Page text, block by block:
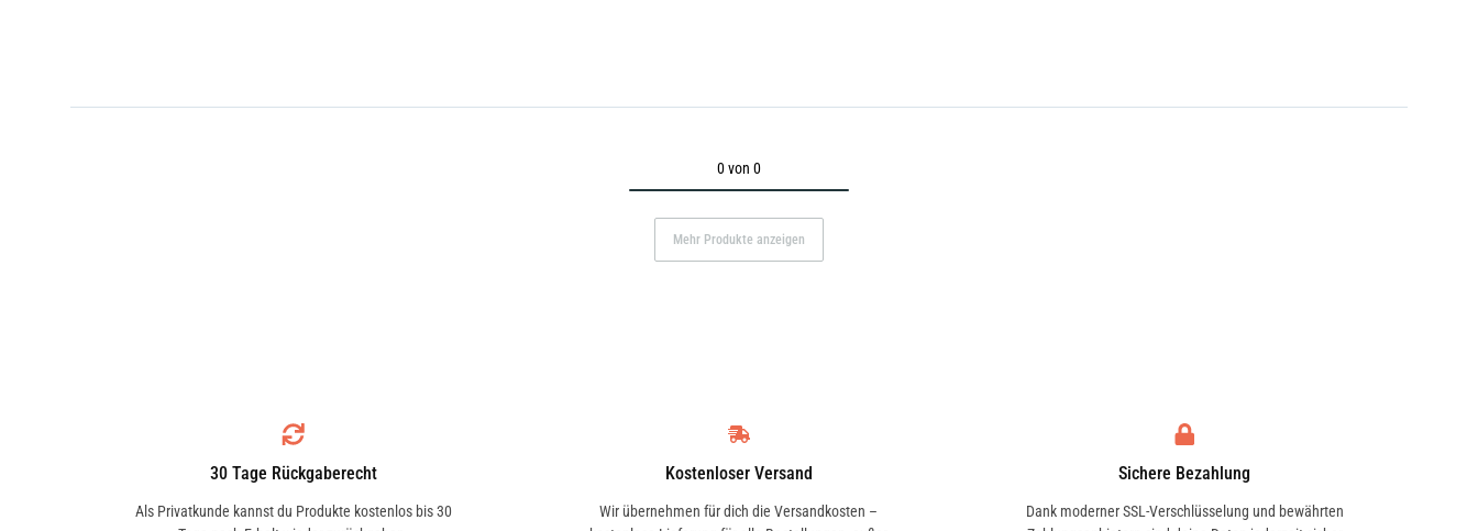
0 von 0
Mehr Produkte anzeigen
30 Tage Rückgaberecht
Als Privatkunde kannst du Produkte kostenlos bis 30
Kostenloser Versand
Wir übernehmen für dich die Versandkosten –
Sichere Bezahlung
Dank moderner SSL-Verschlüsselung und bewährten